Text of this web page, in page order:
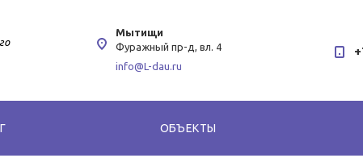
Мытищи
Фуражный пр-д, вл. 4
info@L-dau.ru
ОБЪЕКТЫ